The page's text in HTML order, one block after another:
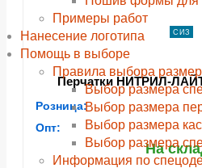
Примеры работ
Нанесение логотипа
Помощь в выборе
Правила выбора
Выбор размера
Выбор размера
Выбор размера
Выбор размера
Информация по
СИЗ
Перчатки НИТРИЛ-
частичным
Розница:
Опт:
На